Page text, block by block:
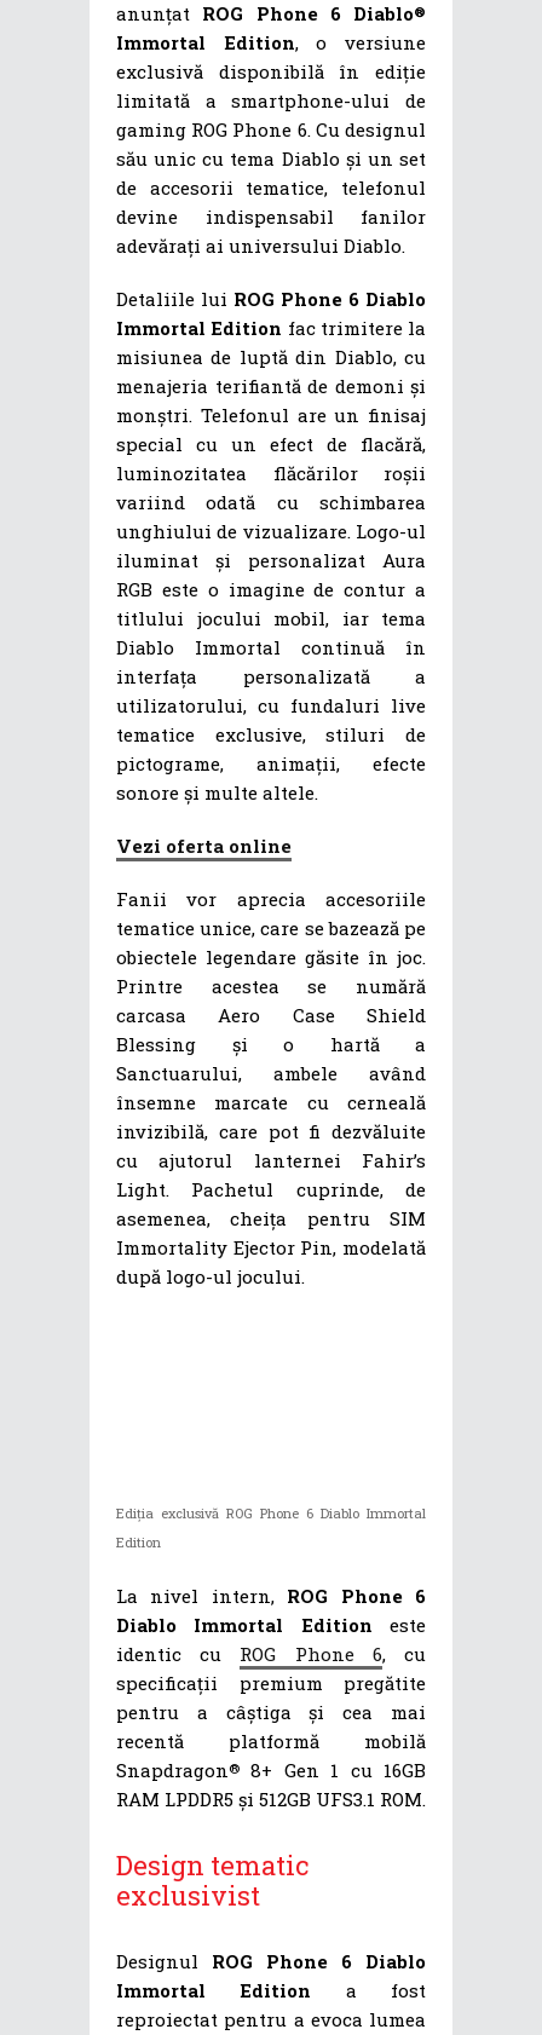
anunțat ROG Phone 6 Diablo®
Immortal Edition, o versiune
exclusivă disponibilă în ediție
limitată a smartphone-ului de
gaming ROG Phone 6. Cu designul
său unic cu tema Diablo și un set
de accesorii tematice, telefonul
devine indispensabil fanilor
adevărați ai universului Diablo.
Detaliile lui ROG Phone 6 Diablo
Immortal Edition fac trimitere la
misiunea de luptă din Diablo, cu
menajeria terifiantă de demoni și
monștri. Telefonul are un finisaj
special cu un efect de flacără,
luminozitatea flăcărilor roșii
variind odată cu schimbarea
unghiului de vizualizare. Logo-ul
iluminat și personalizat Aura
RGB este o imagine de contur a
titlului jocului mobil, iar tema
Diablo Immortal continuă în
interfața personalizată a
utilizatorului, cu fundaluri live
tematice exclusive, stiluri de
pictograme, animații, efecte
sonore și multe altele.
Vezi oferta online
Fanii vor aprecia accesoriile
tematice unice, care se bazează pe
obiectele legendare găsite în joc.
Printre acestea se numără
carcasa Aero Case Shield
Blessing și o hartă a
Sanctuarului, ambele având
însemne marcate cu cerneală
invizibilă, care pot fi dezvăluite
cu ajutorul lanternei Fahir’s
Light. Pachetul cuprinde, de
asemenea, cheița pentru SIM
Immortality Ejector Pin, modelată
după logo-ul jocului.
Ediția exclusivă ROG Phone 6 Diablo Immortal
Edition
La nivel intern, ROG Phone 6
Diablo Immortal Edition este
identic cu ROG Phone 6, cu
specificații premium pregătite
pentru a câștiga și cea mai
recentă platformă mobilă
Snapdragon® 8+ Gen 1 cu 16GB
RAM LPDDR5 și 512GB UFS3.1 ROM.
Design tematic
exclusivist
Designul ROG Phone 6 Diablo
Immortal Edition a fost
reproiectat pentru a evoca lumea